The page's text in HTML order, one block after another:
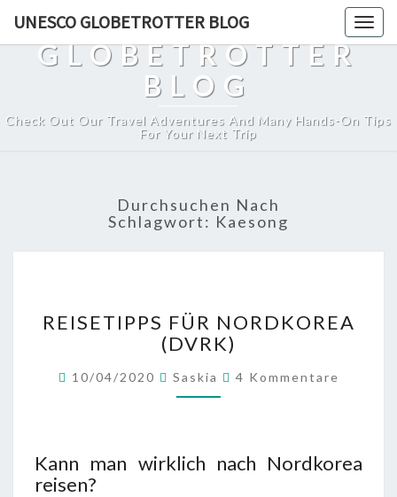
UNESCO GLOBETROTTER BLOG
UNESCO
GLOBETROTTER
BLOG
Check Out Our Travel Adventures And Many Hands-On Tips
For Your Next Trip
Durchsuchen Nach
Schlagwort: Kaesong
FÜR
NORDKOREA
REISETIPPS FÜR NORDKOREA
(DVRK)
10/04/2020 Saskia Kommentare
4 Kommentare
Kann man wirklich nach Nordkorea
reisen?